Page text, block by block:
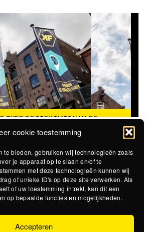
cookie toestemming
te bieden, gebruiken wij technologieën zoals
je apparaat op te slaan en/of te
met deze technologieën kunnen wij
of unieke ID's op deze site verwerken. Als
of uw toestemming intrekt, kan dit een
op bepaalde functies en mogelijkheden.
Accepteren
OVER DE TOEKOMST VAN DE
KROEPOEKFABRIEK